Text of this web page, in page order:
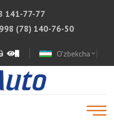
141-77-77
(78) 140-76-50
O'zbekcha expand_more